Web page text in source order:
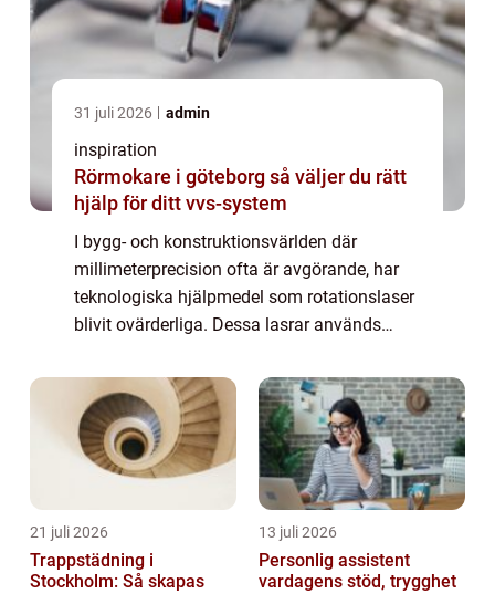
31 juli 2026 admin
inspiration
Rörmokare i göteborg så väljer du rätt
hjälp för ditt vvs-system
I bygg- och konstruktionsvärlden där
millimeterprecision ofta är avgörande, har
teknologiska hjälpmedel som rotationslaser
blivit ovärderliga. Dessa lasrar används
21 juli 2026
Trappstädning i
Stockholm: Så skapas
13 juli 2026
Personlig assistent
vardagens stöd, trygghet